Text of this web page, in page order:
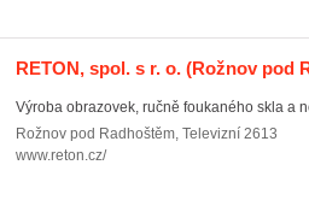
RETON, spol. s r. o. (Rožnov pod
Výroba obrazovek, ručně foukaného skla a
Rožnov pod Radhoštěm, Televizní 2613
www.reton.cz/